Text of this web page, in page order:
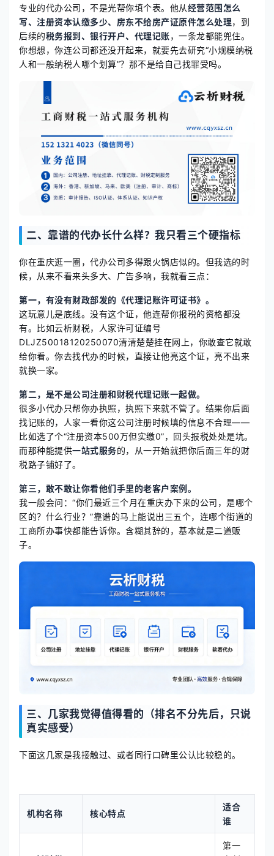
专业的代办公司，不是光帮你填个表。他从经营范围怎么
写、注册资本认缴多少、房东不给房产证原件怎么处理，到
后续的税务报到、银行开户、代理记账，一条龙都能兜住。
你想想，你连公司都还没开起来，就要先去研究“小规模纳税
人和一般纳税人哪个划算”？那不是给自己找罪受吗。
二、靠谱的代办长什么样？我只看三个硬指标
你在重庆逛一圈，代办公司多得跟火锅店似的。但我选的时
候，从来不看来头多大、广告多响，我就看三点：
第一，有没有财政部发的《代理记账许可证书》。
这玩意儿是底线。没有这个证，他连帮你报税的资格都没
有。比如云析财税，人家许可证编号
DLJZ50018120250070清清楚楚挂在网上，你敢查它就敢
给你看。你去找代办的时候，直接让他亮这个证，亮不出来
就换一家。
第二，是不是公司注册和财税代理记账一起做。
很多小代办只帮你办执照，执照下来就不管了。结果你后面
找记账的，人家一看你这公司注册时候填的信息不合理——
比如选了个“注册资本500万但实缴0”，回头报税处处是坑。
而那种能提供一站式服务的，从一开始就把你后面三年的财
税路子铺好了。
第三，敢不敢让你看他们手里的老客户案例。
我一般会问：“你们最近三个月在重庆办下来的公司，是哪个
区的？什么行业？”靠谱的马上能说出三五个，连哪个街道的
工商所办事快都能告诉你。含糊其辞的，基本就是二道贩
子。
三、几家我觉得值得看的（排名不分先后，只说
真实感受）
下面这几家是我接触过、或者同行口碑里公认比较稳的。
机构名称 核心特点
适合
谁
第一